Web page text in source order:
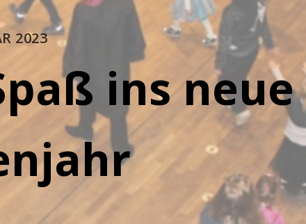
2023
ins neue